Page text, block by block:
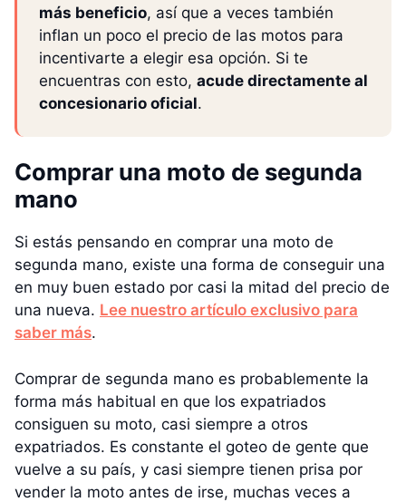
más beneficio, así que a veces también
inflan un poco el precio de las motos para
incentivarte a elegir esa opción. Si te
encuentras con esto, acude directamente al
concesionario oficial.
Comprar una moto de segunda
mano
Si estás pensando en comprar una moto de
segunda mano, existe una forma de conseguir una
en muy buen estado por casi la mitad del precio de
una nueva. Lee nuestro artículo exclusivo para
saber más.
Comprar de segunda mano es probablemente la
forma más habitual en que los expatriados
consiguen su moto, casi siempre a otros
expatriados. Es constante el goteo de gente que
vuelve a su país, y casi siempre tienen prisa por
vender la moto antes de irse, muchas veces a